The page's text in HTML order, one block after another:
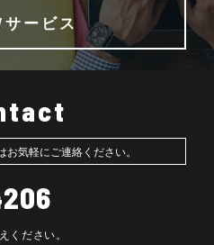
サービス
お気軽にご連絡ください。
ください。